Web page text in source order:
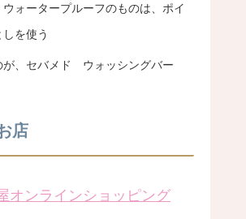
ォータープルーフのものは、ポイ
を使う
が、セバメド ウォッシングバー
店
オンラインショッピング